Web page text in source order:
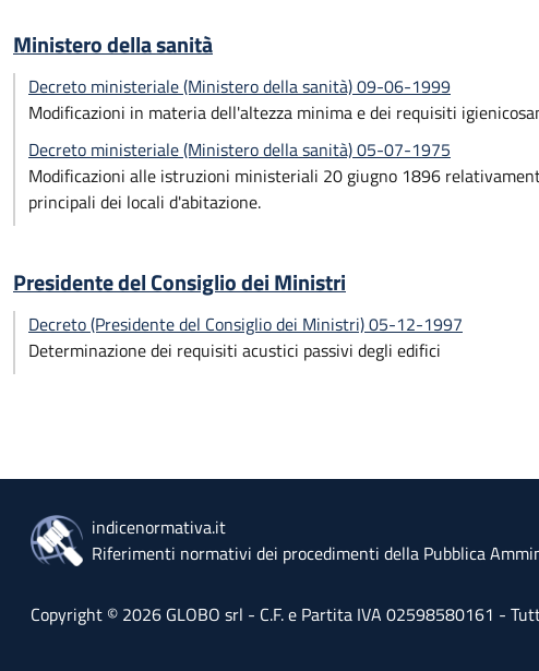
Ministero della sanità
Decreto ministeriale (Ministero della sanità) 09-06-1999
Modificazioni in materia dell'altezza minima e dei requisiti
Decreto ministeriale (Ministero della sanità) 05-07-1975
Modificazioni alle istruzioni ministeriali 20 giugno 1896
principali dei locali d'abitazione.
Presidente del Consiglio dei Ministri
Decreto (Presidente del Consiglio dei Ministri) 05-12-1997
Determinazione dei requisiti acustici passivi degli edifici
indicenormativa.it
Riferimenti normativi dei procedimenti della Pubblica
Copyright © 2026 GLOBO srl - C.F. e Partita IVA 02598580161 -